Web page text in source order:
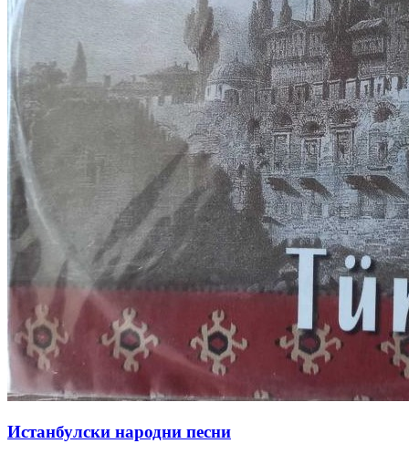
Истанбулски народни песни